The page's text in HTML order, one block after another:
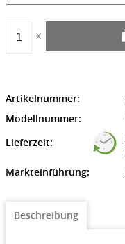
Artikelnummer:
Modellnummer:
Lieferzeit:
Markteinführung:
Beschreibung